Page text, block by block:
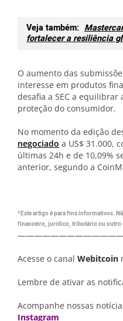
Veja também:
fortalecer a resiliência
O aumento das
interesse em produtos
desafia a SEC a equilibrar
proteção do consumidor.
No momento da edição
negociado a US$ 31.000,
últimas 24h e de 10,09%
anterior, segundo a
*Este artigo é para fins informativos.
financeiro, jurídico, tributário ou outro
Acesse o canal Webitcoin
Lembre de ativar as
Acompanhe nossas
Instagram